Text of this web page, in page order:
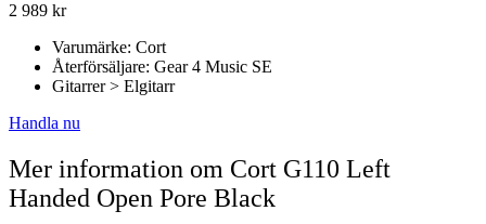
2 989 kr
Varumärke: Cort
Återförsäljare: Gear 4 Music SE
Gitarrer > Elgitarr
Handla nu
Mer information om Cort G110 Left
Handed Open Pore Black